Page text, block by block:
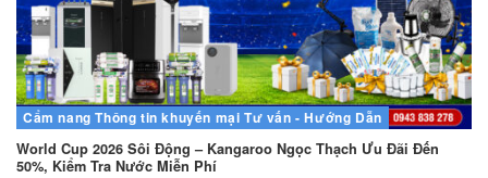
Cẩm nang Thông tin khuyến mại Tư vấn - Hướng Dẫn
World Cup 2026 Sôi Động – Kangaroo Ngọc Thạch Ưu Đãi Đến
50%, Kiểm Tra Nước Miễn Phí